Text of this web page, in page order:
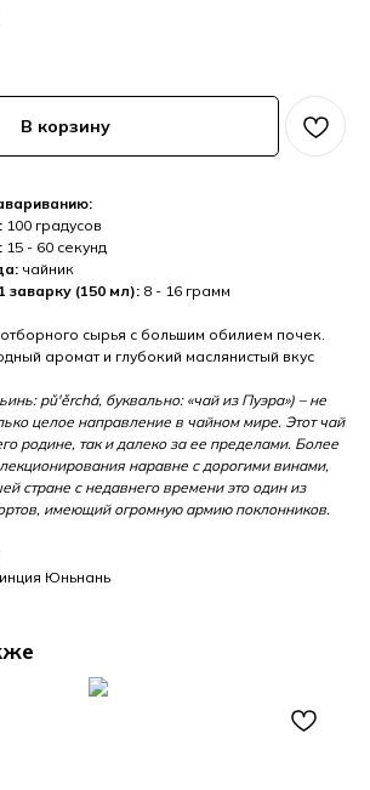
В корзину
100 градусов
15 - 60 секунд
чайник
заварку (150 мл): 8 - 16 грамм
сырья с большим обилием почек.
аромат и глубокий маслянистый вкус
pǔ'ěrchá, буквально: «чай из Пуэра») – не
целое направление в чайном мире. Этот чай
родине, так и далеко за ее пределами. Более
наравне с дорогими винами,
стране с недавнего времени это один из
имеющий огромную армию поклонников.
Юньнань